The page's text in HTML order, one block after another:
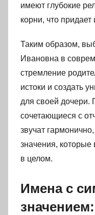
имеют глубокие
корни, что
Таким образом,
Ивановна в
стремление
истоки и создать
для своей
сочетающиеся с
звучат
значения,
в целом.
Имена с